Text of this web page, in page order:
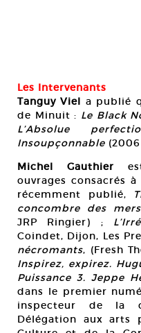
Les Intervenants
Tanguy Viel a publié
de Minuit : Le Black
L’Absolue
Insoupçonnable
Michel Gauthier
ouvrages consacrés
récemment publié,
concombre des mers
JRP Ringier) ;
Coindet, Dijon, Les
nécromants, (Fresh
Inspirez, expirez.
Puissance 3. Jeppe
dans le premier
inspecteur de la
Délégation aux arts